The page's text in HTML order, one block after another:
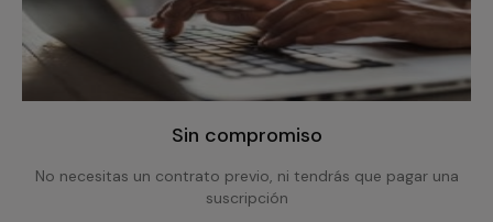
Sin compromiso
No necesitas un contrato previo, ni tendrás que pagar una
suscripción